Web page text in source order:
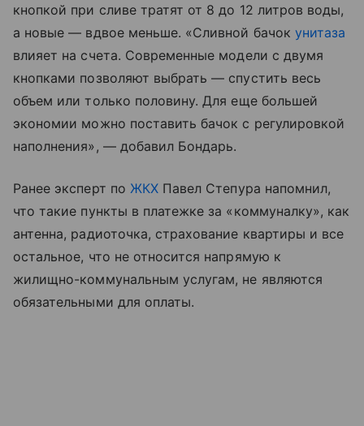
кнопкой при сливе тратят от 8 до 12 литров воды,
а новые — вдвое меньше. «Сливной бачок унитаза
влияет на счета. Современные модели с двумя
кнопками позволяют выбрать — спустить весь
объем или только половину. Для еще большей
экономии можно поставить бачок с регулировкой
наполнения», — добавил Бондарь.
Ранее эксперт по ЖКХПавел Степура напомнил,
что такие пункты в платежке за «коммуналку», как
антенна, радиоточка, страхование квартиры и все
остальное, что не относится напрямую к
жилищно-коммунальным услугам, не являются
обязательными для оплаты.